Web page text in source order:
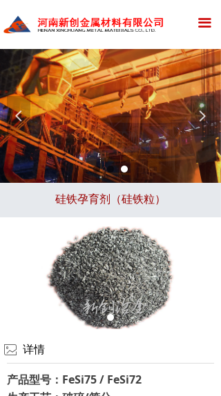
넳 넲
끀
网站首页
公司简介
新闻资讯
产品展示
应用领域
资质荣誉
新创招聘
在线留言
详情
产品型号： FeSi75 / FeSi72
ꂈ
硅铁孕育剂（硅铁粒）